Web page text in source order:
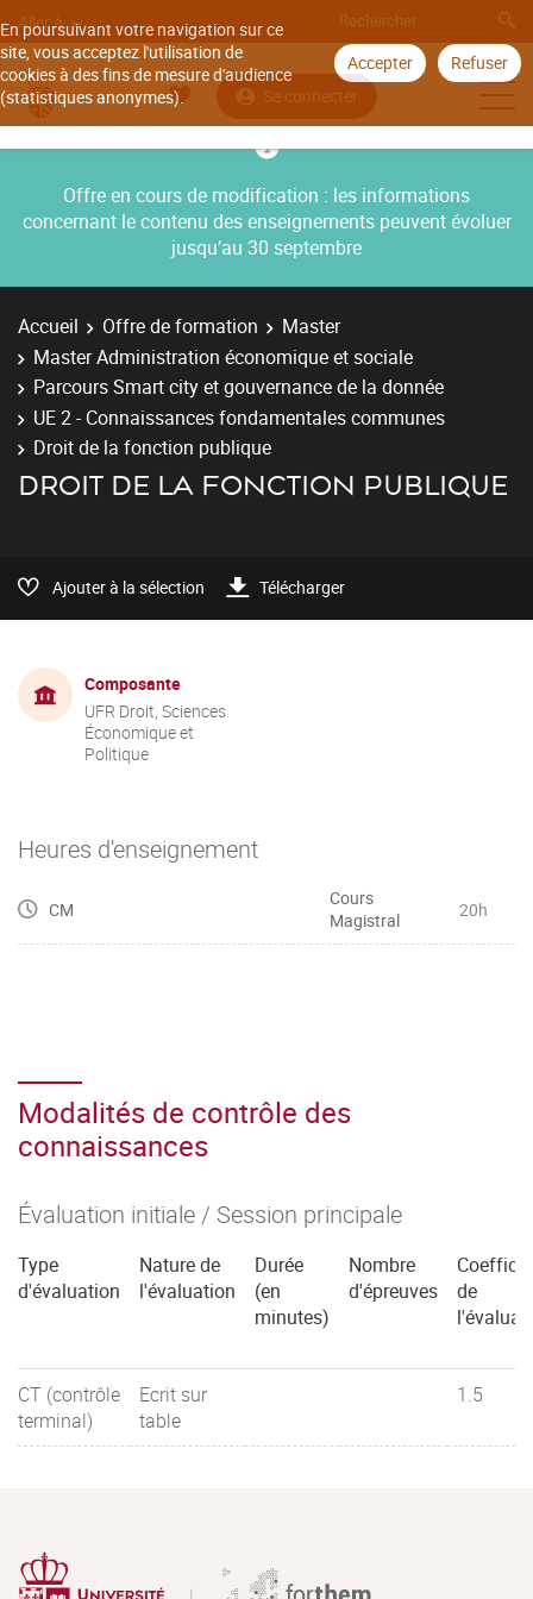
En poursuivant votre navigation sur ce
site, vous acceptez l'utilisation de
cookies à des fins de mesure d'audience
(statistiques anonymes).
Accepter Refuser
Aller à
Se connecter
Offre en cours de modification : les informations
concernant le contenu des enseignements peuvent évoluer
jusqu’au 30 septembre
Accueil Offre de formation
Master
Master Administration économique et sociale
Parcours Smart city et gouvernance de la donnée
UE 2 - Connaissances fondamentales communes
Droit de la fonction publique
DROIT DE LA FONCTION PUBLIQUE
Ajouter à la sélection Télécharger
Composante
UFR Droit, Sciences
Économique et
Politique
Heures d'enseignement
CM
Cours
Magistral
20h
Modalités de contrôle des
connaissances
Évaluation initiale / Session principale
Type
d'évaluation
Nature de
l'évaluation
Durée
(en
minutes)
Nombre
d'épreuves
de
CT (contrôle
terminal)
Ecrit sur
table
1.5